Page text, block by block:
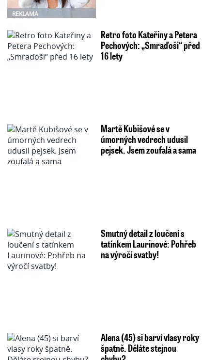
REKLAMA
Retro foto Kateřiny a Petera
Pechových: „Smraďoši“ před
16 lety
Martě Kubišové se v
úmorných vedrech udusil
pejsek. Jsem zoufalá a sama
Smutný detail z loučení s
tatínkem Laurinové: Pohřeb
na výročí svatby!
Alena (45) si barví vlasy roky
špatně. Děláte stejnou